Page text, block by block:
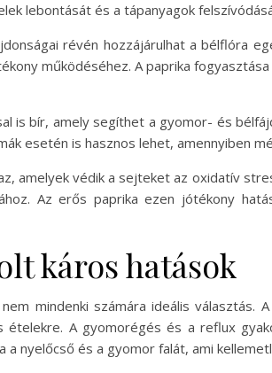
lebontását és a tápanyagok
révén hozzájárulhat a bélflóra
működéséhez. A paprika
is bír, amely segíthet a gyomor- és
esetén is hasznos lehet, amennyiben
amelyek védik a sejteket az oxidatív
Az erős paprika ezen jótékony
káros hatások
mindenki számára ideális választás.
ételekre. A gyomorégés és a reflux
a nyelőcső és a gyomor falát, ami